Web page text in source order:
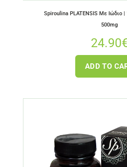
Spiroulina PLATENSIS Με Ιώδιο
500mg
24.90
ADD TO